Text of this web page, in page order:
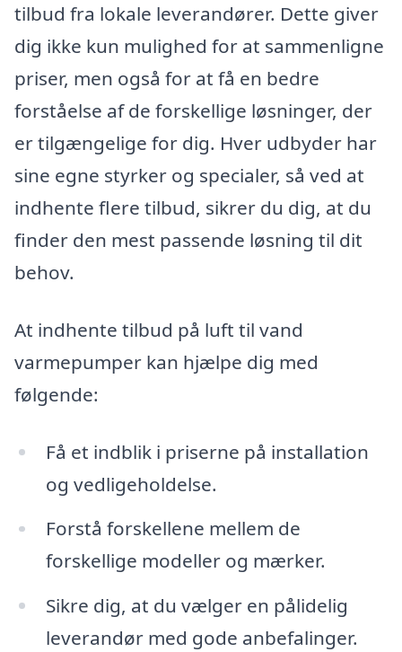
tilbud fra lokale leverandører. Dette giver
dig ikke kun mulighed for at sammenligne
priser, men også for at få en bedre
forståelse af de forskellige løsninger, der
er tilgængelige for dig. Hver udbyder har
sine egne styrker og specialer, så ved at
indhente flere tilbud, sikrer du dig, at du
finder den mest passende løsning til dit
behov.
At indhente tilbud på luft til vand
varmepumper kan hjælpe dig med
følgende:
Få et indblik i priserne på installation
og vedligeholdelse.
Forstå forskellene mellem de
forskellige modeller og mærker.
Sikre dig, at du vælger en pålidelig
leverandør med gode anbefalinger.